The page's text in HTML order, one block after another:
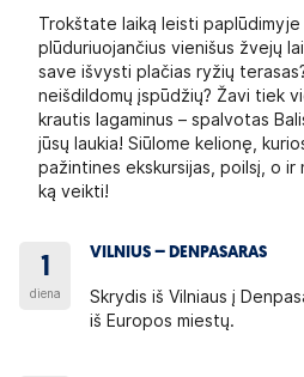
Trokštate laiką leisti
plūduriuojančius vienišus žvejų
save išvysti plačias ryžių
neišdildomų įspūdžių? Žavi tiek
krautis lagaminus – spalvotas
jūsų laukia! Siūlome kelionę,
pažintines ekskursijas, poilsį, o ir
ką veikti!
1
diena
VILNIUS – DENPASARAS
Skrydis iš Vilniaus į
iš Europos miestų.